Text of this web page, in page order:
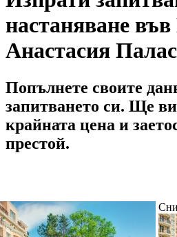
настаняване
Анастасия Палас
Попълнете своите
запитването си. Ще
крайната цена и
престой.